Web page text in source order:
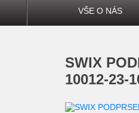
VŠE O NÁS
SWIX
10012-23-